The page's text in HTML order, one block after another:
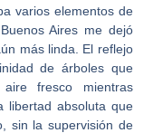
varios elementos de
Aires me dejó
más linda. El reflejo
de árboles que
fresco mientras
libertad absoluta que
sin la supervisión de